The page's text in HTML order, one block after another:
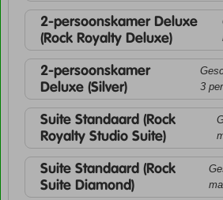
2-persoonskamer Deluxe
(Rock Royalty Deluxe)
2-persoonskamer
Deluxe (Silver)
3
Suite Standaard (Rock
Royalty Studio Suite)
Suite Standaard (Rock
Suite Diamond)